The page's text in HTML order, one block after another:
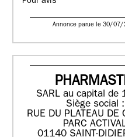
Annonce parue le 30/07/
SARL au capital de
Siège social :
RUE DU PLATEAU DE
PARC
01140 SAINT-